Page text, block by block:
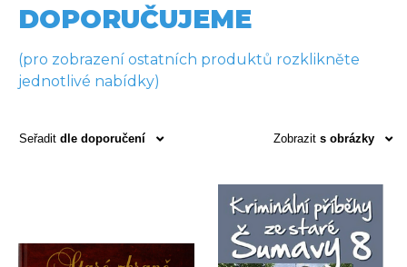
DOPORUČUJEME
(pro zobrazení ostatních produktů rozklikněte
jednotlivé nabídky)
Seřadit dle doporučení Zobrazit s obrázky